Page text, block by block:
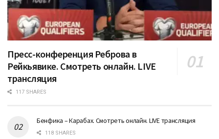
Пресс-конференция Реброва в
Рейкьявике. Смотреть онлайн. LIVE
трансляция
117 SHARES
Бенфика – Карабах. Смотреть онлайн. LIVE трансляция
118 SHARES